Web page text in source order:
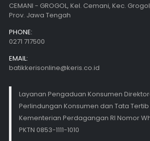
CEMANI - GROGOL, Kel. Cemani, Kec.
Prov. Jawa Tengah
PHONE:
0271 717500
EMAIL:
batikkerisonline@keris.co.id
Layanan Pengaduan Konsumen
Perlindungan Konsumen dan Tata
Kementerian Perdagangan RI Nomor
PKTN 0853-1111-1010